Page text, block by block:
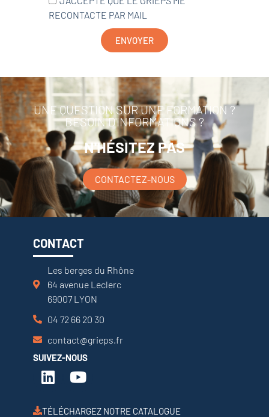
RECONTACTE PAR MAIL
ENVOYER
UNE QUESTION SUR UNE FORMATION ?
BESOIN D'INFORMATIONS ?
N'HÉSITEZ PAS
CONTACTEZ-NOUS
CONTACT
Les berges du Rhône
64 avenue Leclerc
69007 LYON
04 72 66 20 30
contact@grieps.fr
SUIVEZ-NOUS
TÉLÉCHARGEZ NOTRE CATALOGUE